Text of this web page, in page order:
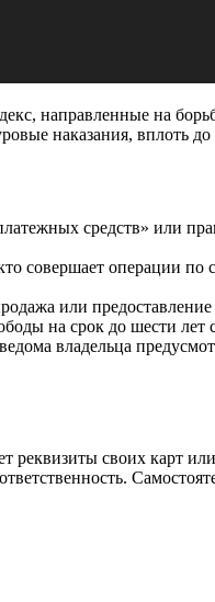
направленные на
наказания, вплоть
средств» или
совершает операции
или
на срок до шести
владельца
своих карт